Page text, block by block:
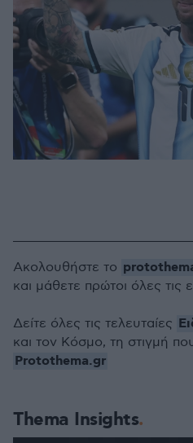
Thema Insights
Ακολουθήστε το
και μάθετε πρώτοι όλες τις
Δείτε όλες τις τελευταίες
και τον Κόσμο, τη στιγμή
Protothema.gr